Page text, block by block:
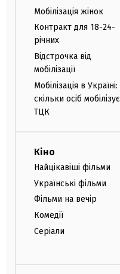
Мобілізація жінок
Контракт для 18-24-
річних
Відстрочка від
мобілізації
Мобілізація в Україні:
скільки осіб мобілізує
ТЦК
Кіно
Найцікавіші фільми
Українські фільми
Фільми на вечір
Комедії
Серіали